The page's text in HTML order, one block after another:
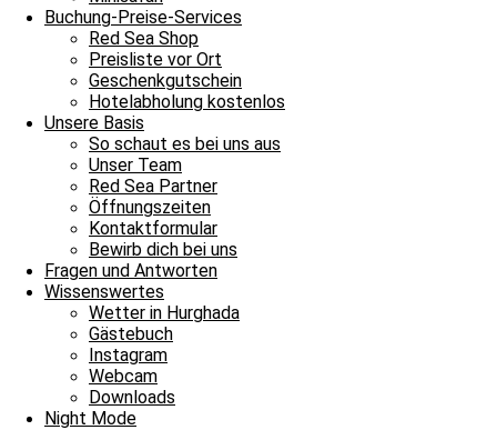
Buchung-Preise-Services
Red Sea Shop
Preisliste vor Ort
Geschenkgutschein
Hotelabholung kostenlos
Unsere Basis
So schaut es bei uns aus
Unser Team
Red Sea Partner
Öffnungszeiten
Kontaktformular
Bewirb dich bei uns
Fragen und Antworten
Wissenswertes
Wetter in Hurghada
Gästebuch
Instagram
Webcam
Downloads
Night Mode